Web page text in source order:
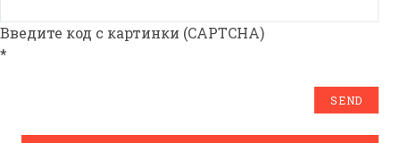
Введите код с картинки (CAPTCHA)
*